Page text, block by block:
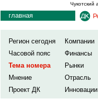
Чукотский
главная
Регион сегодня
Компании
Часовой пояс
Финансы
Тема номера
Рынки
Мнение
Отрасль
Проект ДК
Инновации